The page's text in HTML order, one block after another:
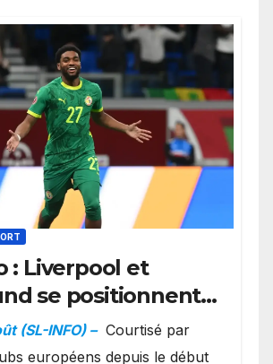
: Liverpool et
se positionnent
pour recruter
Mbaye
(SL-INFO) – Courtisé par
européens depuis le début